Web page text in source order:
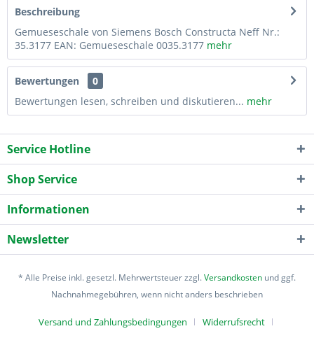
Beschreibung
Gemueseschale von Siemens Bosch Constructa Neff Nr.:
35.3177 EAN: Gemueseschale 0035.3177 mehr
Bewertungen
0
Bewertungen lesen, schreiben und diskutieren... mehr
Service Hotline
Shop Service
Informationen
Newsletter
* Alle Preise inkl. gesetzl. Mehrwertsteuer zzgl.Versandkosten und ggf.
Nachnahmegebühren, wenn nicht anders beschrieben
Versand und Zahlungsbedingungen Widerrufsrecht